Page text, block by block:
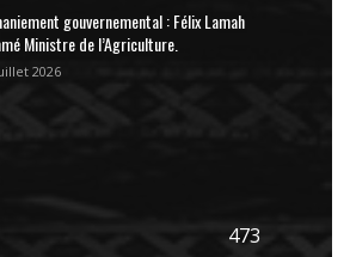
gouvernemental : Félix Lamah
Ministre de l’Agriculture.
2026
473